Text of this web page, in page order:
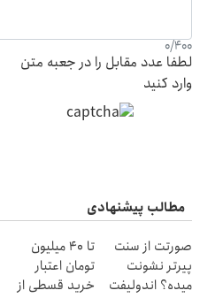
0/400
لطفا عدد مقابل را در جعبه متن
وارد کنید
مطالب پیشنهادی
صورتت از سنت
پیرتر نشونت
میده؟ اندولیفت
تا ۴۰ میلیون
تومان اعتبار
خرید قسطی از